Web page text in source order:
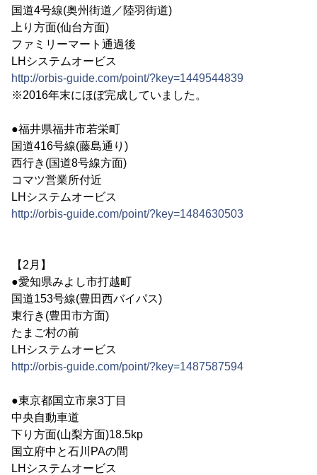
国道4号線(奥州街道／陸羽街道)
上り方面(仙台方面)
ファミリーマート通過後
LHシステムオービス
http://orbis-guide.com/point/?key=1449544839
※2016年末にほぼ完成していました。
●福井県福井市若栄町
国道416号線(藤島通り)
西行き(国道8号線方面)
コマツ営業所付近
LHシステムオービス
http://orbis-guide.com/point/?key=1484630503
【2月】
●愛知県みよし市打越町
国道153号線(豊田西バイパス)
東行き(豊田市方面)
たまご村の前
LHシステムオービス
http://orbis-guide.com/point/?key=1487587594
●東京都国立市泉3丁目
中央自動車道
下り方面(山梨方面)18.5kp
国立府中と石川PAの間
LHシステムオービス